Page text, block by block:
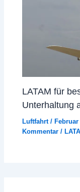
LATAM für
Unterhaltung
Luftfahrt/
Kommentar /